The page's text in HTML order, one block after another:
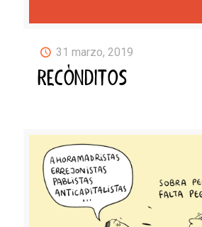
31 marzo, 2019
RECÓNDITOS